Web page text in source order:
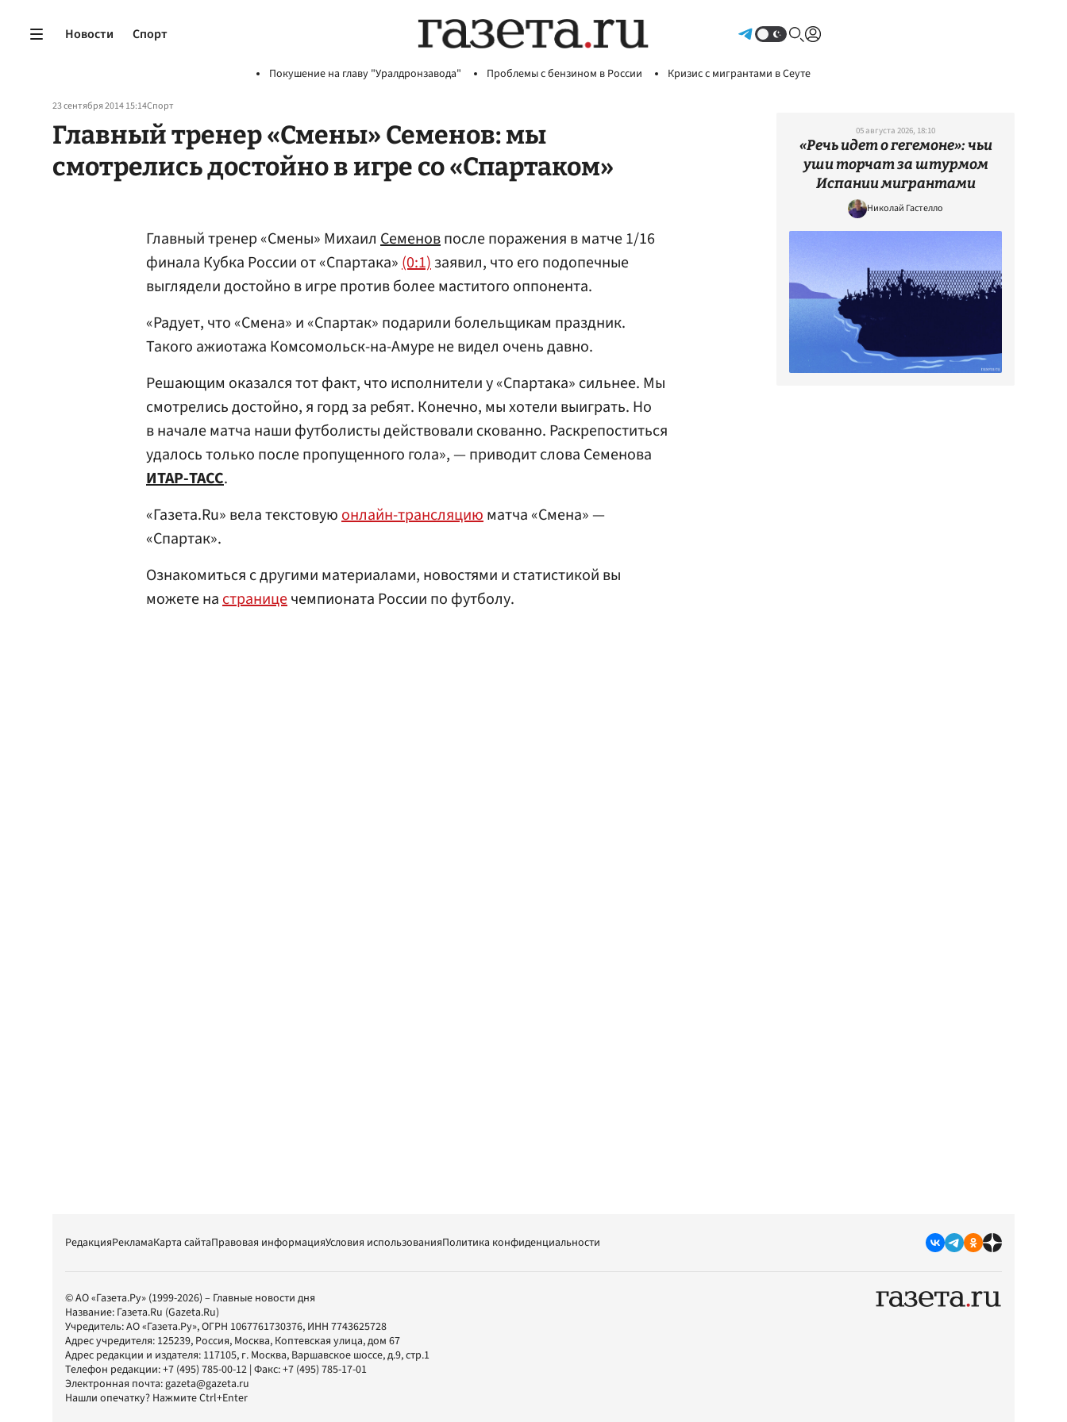
Новости Спорт
Покушение на главу "Уралдронзавода" Проблемы с бензином в России Кризис с мигрантами в Сеуте
23 сентября 2014 15:14Спорт
Главный тренер «Смены» Семенов: мы
смотрелись достойно в игре со «Спартаком»
Главный тренер «Смены» Михаил Семеновпосле поражения в матче 1/16
финала Кубка России от «Спартака»(0:1)заявил, что его подопечные
выглядели достойно в игре против более маститого оппонента.
«Радует, что «Смена» и «Спартак» подарили болельщикам праздник.
Такого ажиотажа Комсомольск-на-Амуре не видел очень давно.
Решающим оказался тот факт, что исполнители у «Спартака» сильнее. Мы
смотрелись достойно, я горд за ребят. Конечно, мы хотели выиграть. Но
в начале матча наши футболисты действовали скованно. Раскрепоститься
удалось только после пропущенного гола», — приводит слова Семенова
ИТАР-ТАСС.
«Газета.Ru» вела текстовуюонлайн-трансляциюматча «Смена» —
«Спартак».
Ознакомиться с другими материалами, новостями и статистикой вы
можете настраницечемпионата России по футболу.
05 августа 2026, 18:10
«Речь идет о гегемоне»: чьи
уши торчат за штурмом
Испании мигрантами
Николай Гастелло
РедакцияРекламаКарта сайтаПравовая информацияУсловия использованияПолитика конфиденциальности
© АО «Газета.Ру» (1999-2026) – Главные новости дня
Название: Газета.Ru (Gazeta.Ru)
Учредитель:АО «Газета.Ру», ОГРН 1067761730376, ИНН 7743625728
Адрес учредителя: 125239, Россия, Москва, Коптевская улица, дом 67
Адрес редакции и издателя: 117105, г. Москва, Варшавское шоссе, д.9, стр.1
Телефон редакции:+7 (495) 785-00-12 | Факс:+7 (495) 785-17-01
Электронная почта:gazeta@gazeta.ru
Нашли опечатку? Нажмите Ctrl+Enter